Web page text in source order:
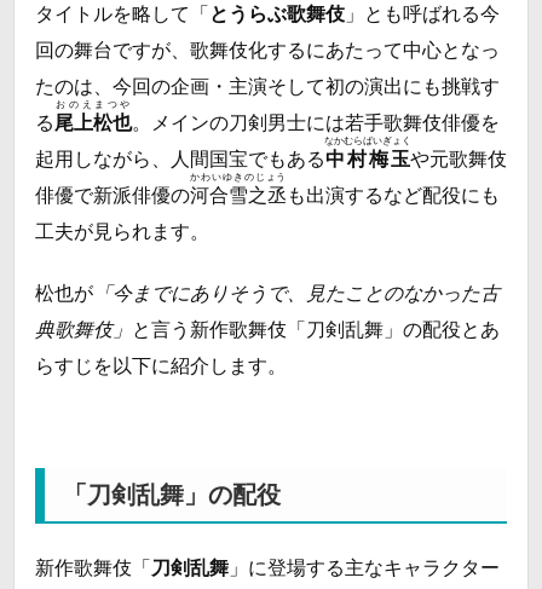
タイトルを略して「とうらぶ歌舞伎 」とも呼ばれる今
回の舞台ですが、歌舞伎化するにあたって中心となっ
たのは、今回の企画・主演そして初の演出にも挑戦す
る尾上松也
おのえまつや
。メインの刀剣男士には若手歌舞伎俳優を
起用しながら、人間国宝でもある中村梅玉
なかむらばいぎょく
や元歌舞伎
俳優で新派俳優の河合雪之丞
かわいゆきのじょう
も出演するなど配役にも
工夫が見られます。
松也が 「今までにありそうで、見たことのなかった古
典歌舞伎」 と言う新作歌舞伎「刀剣乱舞」の配役とあ
らすじを以下に紹介します。
「刀剣乱舞」の配役
新作歌舞伎「刀剣乱舞 」に登場する主なキャラクター